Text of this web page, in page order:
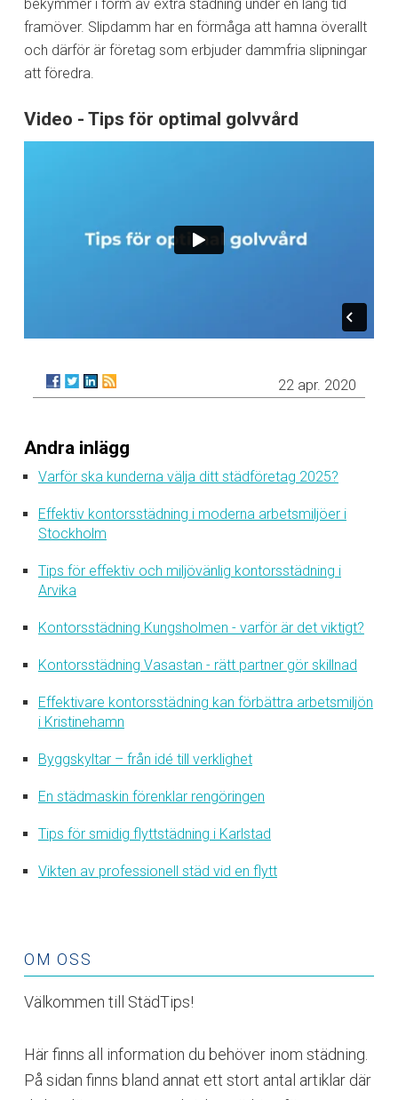
bekymmer i form av extra städning under en lång tid
framöver. Slipdamm har en förmåga att hamna överallt
och därför är företag som erbjuder dammfria slipningar
att föredra.
Video - Tips för optimal golvvård
22 apr. 2020
Andra inlägg
Varför ska kunderna välja ditt städföretag 2025?
Effektiv kontorsstädning i moderna arbetsmiljöer i
Stockholm
Tips för effektiv och miljövänlig kontorsstädning i
Arvika
Kontorsstädning Kungsholmen - varför är det viktigt?
Kontorsstädning Vasastan - rätt partner gör skillnad
Effektivare kontorsstädning kan förbättra arbetsmiljön
i Kristinehamn
Byggskyltar – från idé till verklighet
En städmaskin förenklar rengöringen
Tips för smidig flyttstädning i Karlstad
Vikten av professionell städ vid en flytt
OM OSS
Välkommen till StädTips!
Här finns all information du behöver inom städning.
På sidan finns bland annat ett stort antal artiklar där